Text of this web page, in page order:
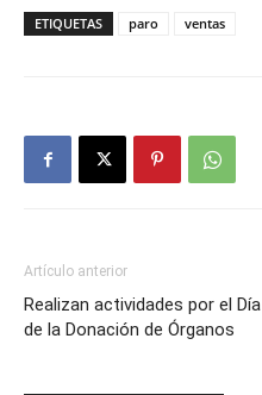
ETIQUETAS paro ventas
Artículo anterior
Realizan actividades por el Día
de la Donación de Órganos